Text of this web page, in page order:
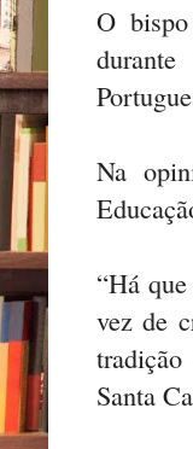
O
Na
“Há
vez de
Santa